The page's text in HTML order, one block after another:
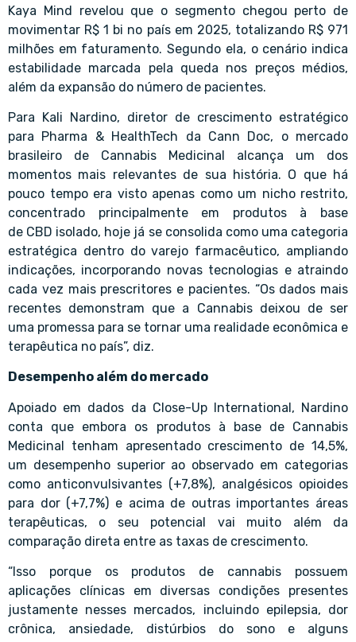
Kaya Mind revelou que o segmento chegou perto de
movimentar R$ 1 bi no país em 2025, totalizando R$ 971
milhões em faturamento. Segundo ela, o cenário indica
estabilidade marcada pela queda nos preços médios,
além da expansão do número de pacientes.
Para Kali Nardino, diretor de crescimento estratégico
para Pharma & HealthTech da Cann Doc, o mercado
brasileiro de Cannabis Medicinal alcança um dos
momentos mais relevantes de sua história. O que há
pouco tempo era visto apenas como um nicho restrito,
concentrado principalmente em produtos à base
de CBD isolado, hoje já se consolida como uma categoria
estratégica dentro do varejo farmacêutico, ampliando
indicações, incorporando novas tecnologias e atraindo
cada vez mais prescritores e pacientes. “Os dados mais
recentes demonstram que a Cannabis deixou de ser
uma promessa para se tornar uma realidade econômica e
terapêutica no país”, diz.
Desempenho além do mercado
Apoiado em dados da Close-Up International, Nardino
conta que embora os produtos à base de Cannabis
Medicinal tenham apresentado crescimento de 14,5%,
um desempenho superior ao observado em categorias
como anticonvulsivantes (+7,8%), analgésicos opioides
para dor (+7,7%) e acima de outras importantes áreas
terapêuticas, o seu potencial vai muito além da
comparação direta entre as taxas de crescimento.
“Isso porque os produtos de cannabis possuem
aplicações clínicas em diversas condições presentes
justamente nesses mercados, incluindo epilepsia, dor
crônica, ansiedade, distúrbios do sono e alguns